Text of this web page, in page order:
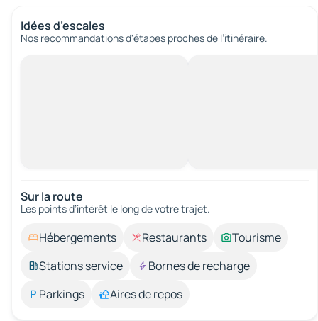
Idées d’escales
Nos recommandations d'étapes proches de l’itinéraire.
Sur la route
Les points d’intérêt le long de votre trajet.
Hébergements Restaurants
Tourisme
Stations service
Bornes de recharge
Parkings
Aires de repos